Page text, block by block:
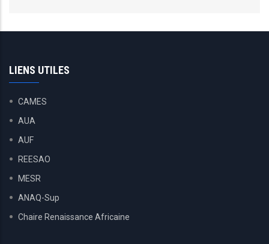
LIENS UTILES
CAMES
AUA
AUF
REESAO
MESR
ANAQ-Sup
Chaire Renaissance Africaine